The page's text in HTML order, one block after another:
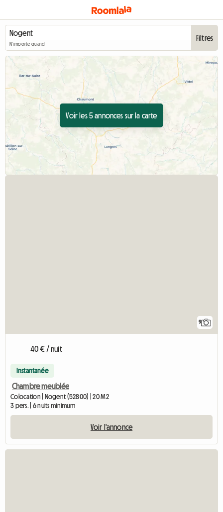
N'importe quand
Filtres
Voir les 5 annonces sur la carte
9
40 € / nuit
Instantanée
Chambre meublée
Colocation | Nogent (52800) | 20 M2
3 pers. | 6 nuits minimum
Voir l'annonce